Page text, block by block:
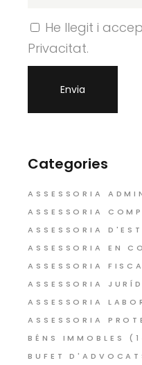
He llegit i
Privacitat.
Categories
ASSESSORIA
ASSESSORIA
ASSESSORIA
ASSESSORIA EN
ASSESSORIA
ASSESSORIA
ASSESSORIA
ASSESSORIA
BÉNS IMMOBLES
BUFET